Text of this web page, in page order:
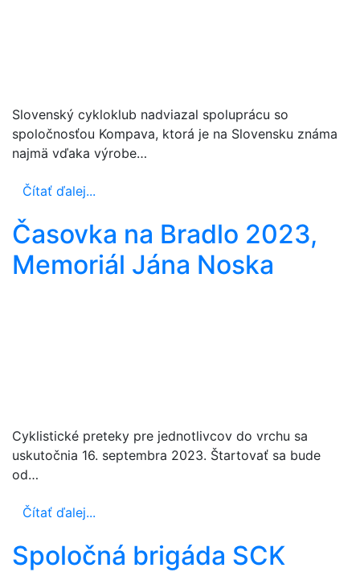
Slovenský cykloklub nadviazal spoluprácu so
spoločnosťou Kompava, ktorá je na Slovensku známa
najmä vďaka výrobe…
Čítať ďalej...
Časovka na Bradlo 2023,
Memoriál Jána Noska
Cyklistické preteky pre jednotlivcov do vrchu sa
uskutočnia 16. septembra 2023. Štartovať sa bude
od…
Čítať ďalej...
Spoločná brigáda SCK